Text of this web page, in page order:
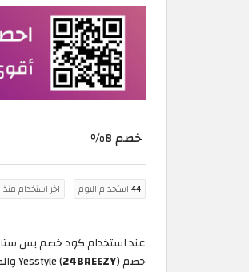
خصم 8%
44استخدام اليوم اخر استخدام منذ
عند استخدام كود خصم يس ستايل
خصم Yesstyle ( 24BREEZY) والصقه في الخانة المخصصة ليتم الاستفادة من خصم بقيمة 8% على كافة المنتجات.